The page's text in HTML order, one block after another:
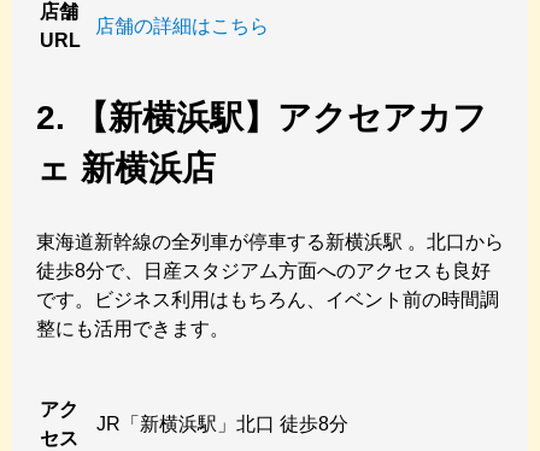
店舗
URL
店舗の詳細はこちら
2. 【新横浜駅】アクセアカフ
ェ 新横浜店
東海道新幹線の全列車が停車する新横浜駅 。北口から
徒歩8分で、日産スタジアム方面へのアクセスも良好
です。ビジネス利用はもちろん、イベント前の時間調
整にも活用できます。
アク
セス
JR「新横浜駅」北口 徒歩8分